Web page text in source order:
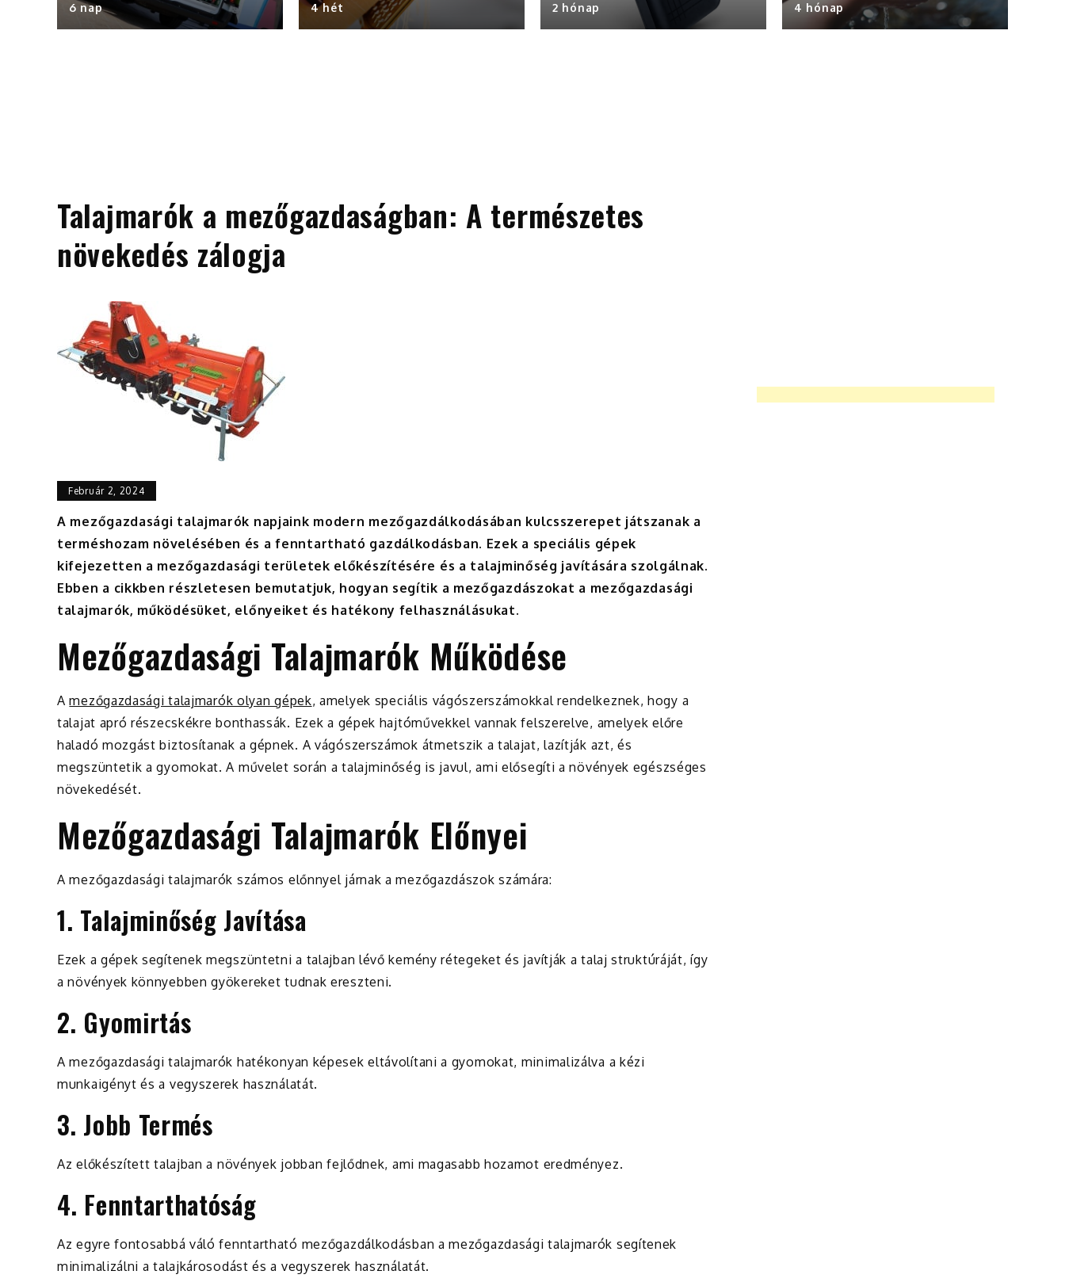
6 nap 4 hét 2 hónap 4 hónap
Talajmarók a mezőgazdaságban: A természetes
növekedés zálogja
Február 2, 2024
A mezőgazdasági talajmarók napjaink modern mezőgazdálkodásában kulcsszerepet játszanak a
terméshozam növelésében és a fenntartható gazdálkodásban. Ezek a speciális gépek
kifejezetten a mezőgazdasági területek előkészítésére és a talajminőség javítására szolgálnak.
Ebben a cikkben részletesen bemutatjuk, hogyan segítik a mezőgazdászokat a mezőgazdasági
talajmarók, működésüket, előnyeiket és hatékony felhasználásukat.
Mezőgazdasági Talajmarók Működése
Amezőgazdasági talajmarók olyan gépek, amelyek speciális vágószerszámokkal rendelkeznek, hogy a
talajat apró részecskékre bonthassák. Ezek a gépek hajtóművekkel vannak felszerelve, amelyek előre
haladó mozgást biztosítanak a gépnek. A vágószerszámok átmetszik a talajat, lazítják azt, és
megszüntetik a gyomokat. A művelet során a talajminőség is javul, ami elősegíti a növények egészséges
növekedését.
Mezőgazdasági Talajmarók Előnyei
A mezőgazdasági talajmarók számos előnnyel járnak a mezőgazdászok számára:
1. Talajminőség Javítása
Ezek a gépek segítenek megszüntetni a talajban lévő kemény rétegeket és javítják a talaj struktúráját, így
a növények könnyebben gyökereket tudnak ereszteni.
2. Gyomirtás
A mezőgazdasági talajmarók hatékonyan képesek eltávolítani a gyomokat, minimalizálva a kézi
munkaigényt és a vegyszerek használatát.
3. Jobb Termés
Az előkészített talajban a növények jobban fejlődnek, ami magasabb hozamot eredményez.
4. Fenntarthatóság
Az egyre fontosabbá váló fenntartható mezőgazdálkodásban a mezőgazdasági talajmarók segítenek
minimalizálni a talajkárosodást és a vegyszerek használatát.